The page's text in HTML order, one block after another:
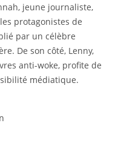
jeune journaliste,
protagonistes de
par un célèbre
De son côté, Lenny,
anti-woke, profite de
médiatique.